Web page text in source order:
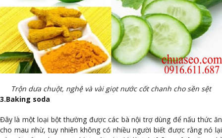
Trộn dưa chuột, nghệ và vài giọt nước cốt chanh cho sền sệt
3.Baking soda
Đây là một loại bột thường được các bà nội trợ dùng để nấu thức ăn
cho mau nhừ, tuy nhiên không có nhiều người biết được rằng nó lại